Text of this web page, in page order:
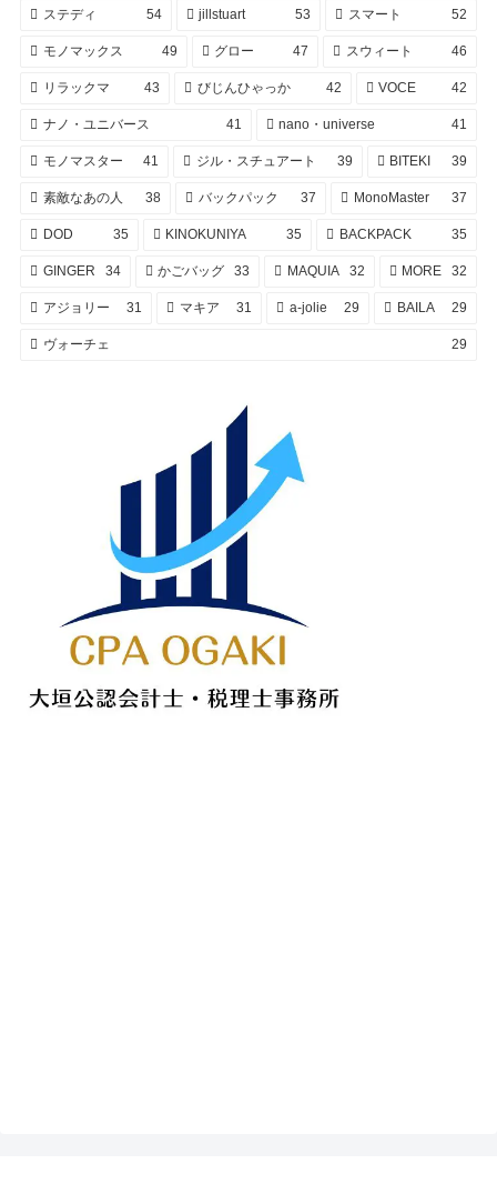
ステディ 54 jillstuart 53 スマート 52
モノマックス 49 グロー 47 スウィート 46
リラックマ 43 びじんひゃっか 42 VOCE 42
ナノ・ユニバース 41 nano・universe 41
モノマスター 41 ジル・スチュアート 39 BITEKI 39
素敵なあの人 38 バックパック 37 MonoMaster 37
DOD 35 KINOKUNIYA 35 BACKPACK 35
GINGER 34 かごバッグ 33 MAQUIA 32 MORE 32
アジョリー 31 マキア 31 a-jolie 29 BAILA 29
ヴォーチェ 29